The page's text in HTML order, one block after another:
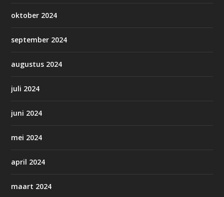
oktober 2024
september 2024
augustus 2024
juli 2024
juni 2024
mei 2024
april 2024
maart 2024